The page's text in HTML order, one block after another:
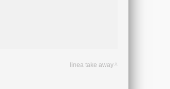
linea take away